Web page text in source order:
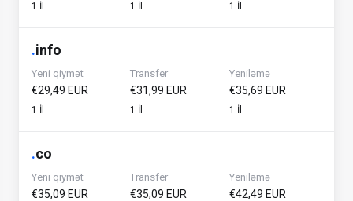
1 İl 1 İl 1 İl
.info
Yeni qiymət
€29,49 EUR
1 İl
Transfer
€31,99 EUR
1 İl
Yeniləmə
€35,69 EUR
1 İl
.co
Yeni qiymət
€35,09 EUR
Transfer
€35,09 EUR
Yeniləmə
€42,49 EUR